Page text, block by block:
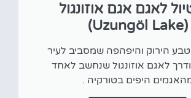
לאגם אגם אוזונגול
(Uzungöl Lake)
הירוק והיפהפה שמסביב לעיר
לאגם אוזונגול שנחשב לאחד
היפים בטורקיה .